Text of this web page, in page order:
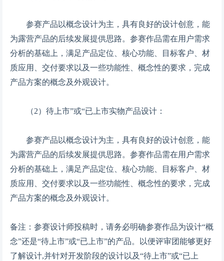
参赛产品以概念设计为主，具有良好的设计创意，能
为露营产品的后续发展提供思路。参赛作品需在用户需求
分析的基础上，满足产品定位、核心功能、目标客户、材
质应用、交付要求以及一些功能性、概念性的要求，完成
产品方案的概念及外观设计。
（2）待上市”或“已上市实物产品设计：
参赛产品以概念设计为主，具有良好的设计创意，能
为露营产品的后续发展提供思路。参赛作品需在用户需求
分析的基础上，满足产品定位、核心功能、目标客户、材
质应用、交付要求以及一些功能性、概念性的要求，完成
产品方案的概念及外观设计。
备注：参赛设计师投稿时，请务必明确参赛作品为设计“概
念”还是“待上市”或“已上市”的产品。以便评审团能够更好
了解设计,并针对开发阶段的设计以及“待上市”或“已上